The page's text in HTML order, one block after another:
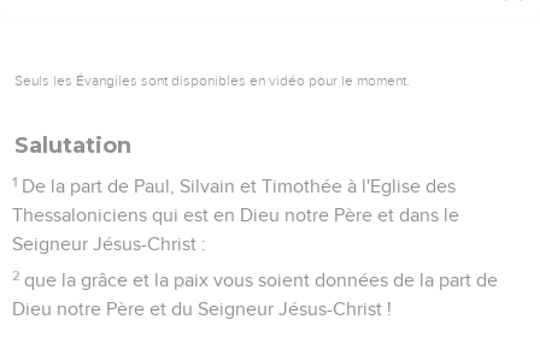
Seuls les Évangiles sont disponibles en vidéo pour le moment.
Salutation
1 De la part de Paul, Silvain et Timothée à l'Eglise des
Thessaloniciens qui est en Dieu notre Père et dans le
Seigneur Jésus-Christ :
2 que la grâce et la paix vous soient données de la part de
Dieu notre Père et du Seigneur Jésus-Christ !